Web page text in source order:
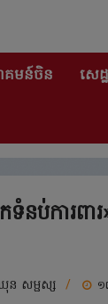
មន៍ចិន សេដ្
កទំនប់ការ
ន សម្ផស្ស / ១